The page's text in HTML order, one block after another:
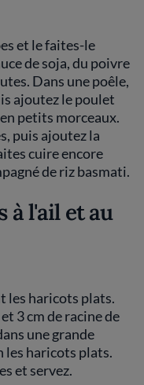
et le faites-le
de soja, du poivre
Dans une poêle,
ajoutez le poulet
petits morceaux.
puis ajoutez la
cuire encore
de riz basmati.
à l'ail et au
les haricots plats.
3 cm de racine de
une grande
les haricots plats.
et servez.